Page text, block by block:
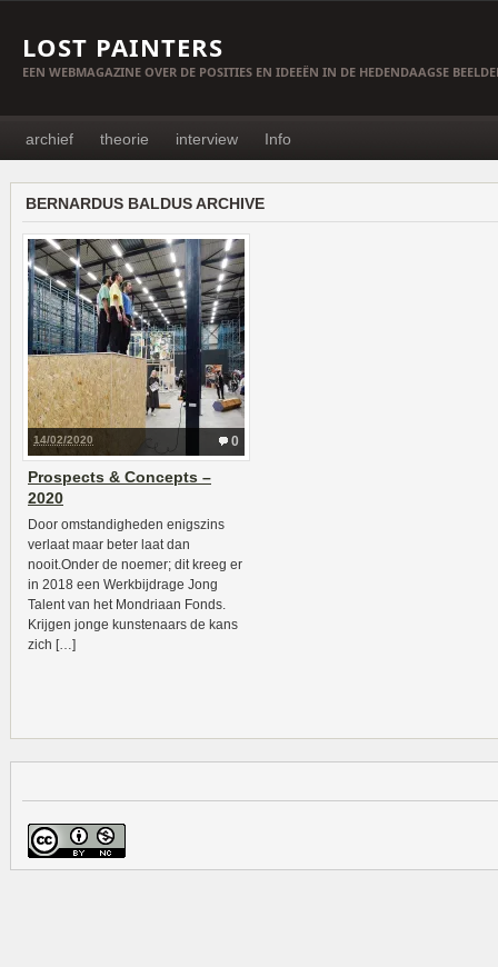
LOST PAINTERS
EEN WEBMAGAZINE OVER DE POSITIES EN IDEEËN IN DE HEDENDAAGSE
archief theorie interview Info
BERNARDUS BALDUS ARCHIVE
0
14/02/2020
Prospects & Concepts –
2020
Door omstandigheden enigszins
verlaat maar beter laat dan
nooit.Onder de noemer; dit kreeg er
in 2018 een Werkbijdrage Jong
Talent van het Mondriaan Fonds.
Krijgen jonge kunstenaars de kans
zich […]